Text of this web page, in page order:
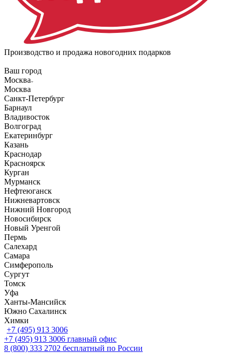
Производство и продажа новогодних подарков
Ваш город
Москва
Москва
Санкт-Петербург
Барнаул
Владивосток
Волгоград
Екатеринбург
Казань
Краснодар
Красноярск
Курган
Мурманск
Нефтеюганск
Нижневартовск
Нижний Новгород
Новосибирск
Новый Уренгой
Пермь
Салехард
Самара
Симферополь
Сургут
Томск
Уфа
Ханты-Мансийск
Южно Сахалинск
Химки
+7 (495) 913 3006
+7 (495) 913 3006 главный офис
8 (800) 333 2702 бесплатный по России